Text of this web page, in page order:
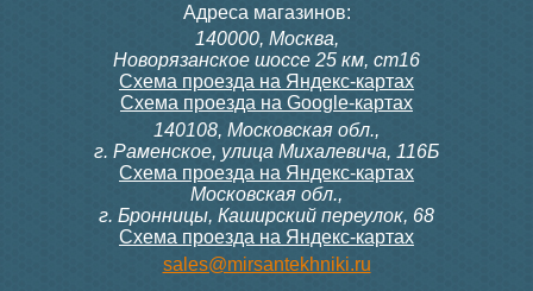
Конвектор ITT.080.200.1000
с решеткой GRILL.SGW-20-
Конвектор ITT.080.200.900 с
решеткой GRILL.SGA-20-
100T, 230В (накладной,
расписание, упр.с пульта)
28 000
300, 230В (врезной - квадр.
коробка)
9 700
Адреса магазинов:
140000, Москва,
Новорязанское шоссе 25 км, ст16
Схема проезда на Яндекс-картах
Схема проезда на Google-картах
140108, Московская обл.,
г. Раменское, улица Михалевича, 116Б
Схема проезда на Яндекс-картах
Московская обл.,
г. Бронницы, Каширский переулок, 68
Схема проезда на Яндекс-картах
sales@mirsantekhniki.ru